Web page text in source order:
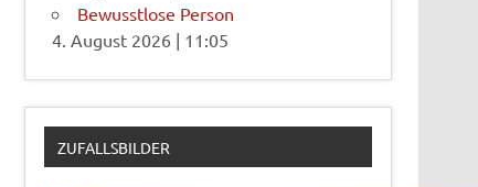
Bewusstlose Person
4. August 2026 | 11:05
ZUFALLSBILDER